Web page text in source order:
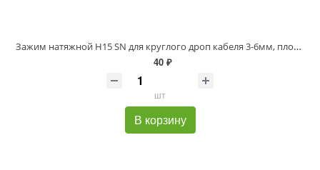
Зажим натяжной H15 SN для круглого дроп кабеля 3-6мм, плоского 2-7мм
40 ₽
шт
В корзину